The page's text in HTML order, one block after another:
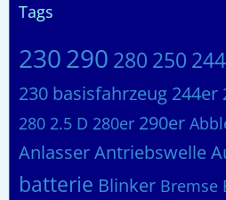
Tags
230290 280 250 244
230 basisfahrzeug 244er
280 2.5 D 280er 290er
AnlasserAntriebswelle
batterie Blinker Bremse